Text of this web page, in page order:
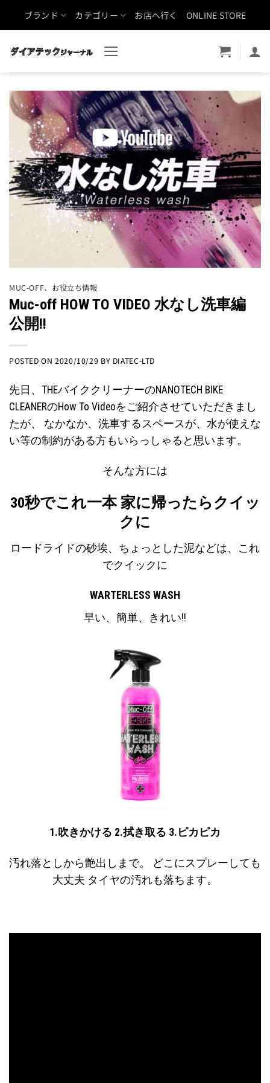
ブランド カテゴリー お店へ行く ONLINE STORE
MUC-OFF、 お役立ち情報
Muc-off HOW TO VIDEO 水なし洗車編
公開!!
POSTED ON2020/10/29 BY DIATEC-LTD
先日、THEバイククリーナーのNANOTECH BIKE
CLEANERのHow To Videoをご紹介させていただきまし
たが、 なかなか、洗車するスペースが、水が使えな
い等の制約がある方もいらっしゃると思います。
そんな方には
30秒でこれ一本 家に帰ったらクイッ
クに
ロードライドの砂埃、ちょっとした泥などは、これ
でクイックに
WARTERLESS WASH
早い、簡単、きれい!!
1.吹きかける 2.拭き取る 3.ピカピカ
汚れ落としから艶出しまで。 どこにスプレーしても
大丈夫 タイヤの汚れも落ちます。